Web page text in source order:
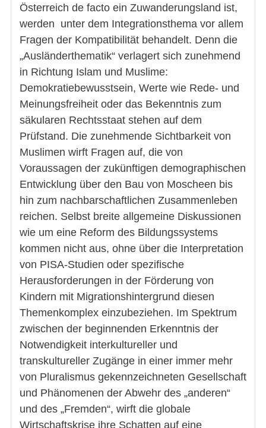
Österreich de facto ein Zuwanderungsland ist,
werden unter dem Integrationsthema vor allem
Fragen der Kompatibilität behandelt. Denn die
„Ausländerthematik“ verlagert sich zunehmend
in Richtung Islam und Muslime:
Demokratiebewusstsein, Werte wie Rede- und
Meinungsfreiheit oder das Bekenntnis zum
säkularen Rechtsstaat stehen auf dem
Prüfstand. Die zunehmende Sichtbarkeit von
Muslimen wirft Fragen auf, die von
Voraussagen der zukünftigen demographischen
Entwicklung über den Bau von Moscheen bis
hin zum nachbarschaftlichen Zusammenleben
reichen. Selbst breite allgemeine Diskussionen
wie um eine Reform des Bildungssystems
kommen nicht aus, ohne über die Interpretation
von PISA-Studien oder spezifische
Herausforderungen in der Förderung von
Kindern mit Migrationshintergrund diesen
Themenkomplex einzubeziehen. Im Spektrum
zwischen der beginnenden Erkenntnis der
Notwendigkeit interkultureller und
transkultureller Zugänge in einer immer mehr
von Pluralismus gekennzeichneten Gesellschaft
und Phänomenen der Abwehr des „anderen“
und des „Fremden“, wirft die globale
Wirtschaftskrise ihre Schatten auf eine